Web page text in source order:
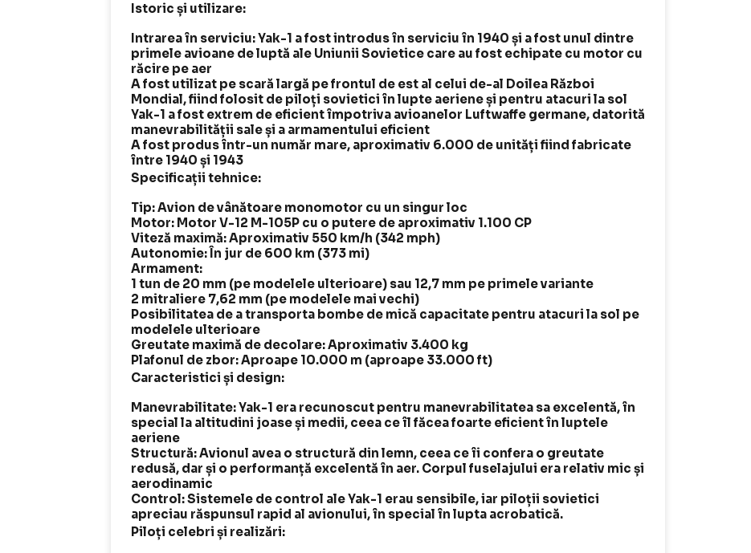
Istoric și utilizare:
Intrarea în serviciu: Yak-1 a fost introdus în serviciu în 1940 și a fost unul dintre
primele avioane de luptă ale Uniunii Sovietice care au fost echipate cu motor cu
răcire pe aer
A fost utilizat pe scară largă pe frontul de est al celui de-al Doilea Război
Mondial, fiind folosit de piloți sovietici în lupte aeriene și pentru atacuri la sol
Yak-1 a fost extrem de eficient împotriva avioanelor Luftwaffe germane, datorită
manevrabilității sale și a armamentului eficient
A fost produs într-un număr mare, aproximativ 6.000 de unități fiind fabricate
între 1940 și 1943
Specificații tehnice:
Tip: Avion de vânătoare monomotor cu un singur loc
Motor: Motor V-12 M-105P cu o putere de aproximativ 1.100 CP
Viteză maximă: Aproximativ 550 km/h (342 mph)
Autonomie: În jur de 600 km (373 mi)
Armament:
1 tun de 20 mm (pe modelele ulterioare) sau 12,7 mm pe primele variante
2 mitraliere 7,62 mm (pe modelele mai vechi)
Posibilitatea de a transporta bombe de mică capacitate pentru atacuri la sol pe
modelele ulterioare
Greutate maximă de decolare: Aproximativ 3.400 kg
Plafonul de zbor: Aproape 10.000 m (aproape 33.000 ft)
Caracteristici și design:
Manevrabilitate: Yak-1 era recunoscut pentru manevrabilitatea sa excelentă, în
special la altitudini joase și medii, ceea ce îl făcea foarte eficient în luptele
aeriene
Structură: Avionul avea o structură din lemn, ceea ce îi confera o greutate
redusă, dar și o performanță excelentă în aer. Corpul fuselajului era relativ mic și
aerodinamic
Control: Sistemele de control ale Yak-1 erau sensibile, iar piloții sovietici
apreciau răspunsul rapid al avionului, în special în lupta acrobatică.
Piloți celebri și realizări: